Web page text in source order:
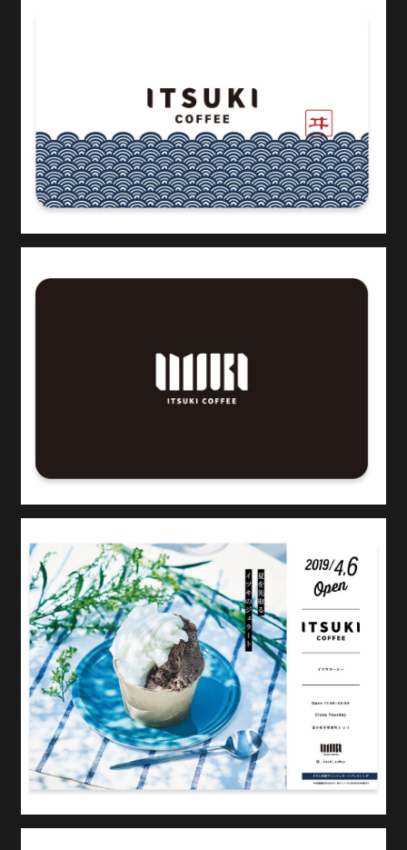
ために、カフェ自体の強みを整理して、それぞれのコ
ンテンツに落とし込みました。
BTOP 2024シーズンブランディング
Graphic Other Photo
北海道サッカーリーグに所属するBTOP北海道の2024
年シーズンのブランディングを昨年に引き続き担当さ
せていただきます。
公益財団法人さっぽろ青少年女性活動協会_採用パ
ンフレット
Graphic